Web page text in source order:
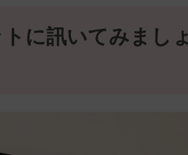
に訊いてみましょ